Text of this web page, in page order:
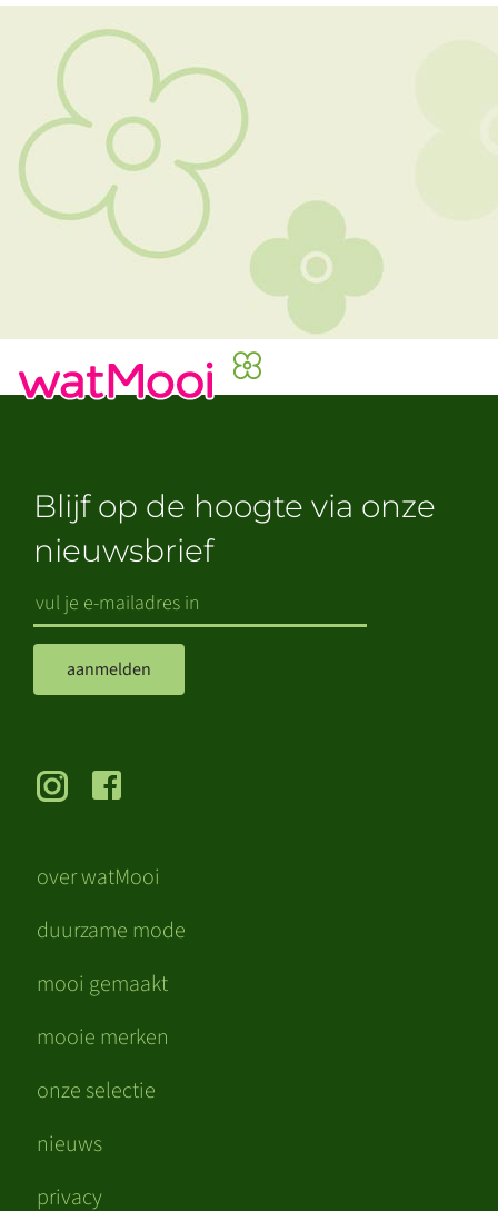
over watMooi
duurzame mode
mooi gemaakt
mooie merken
onze selectie
nieuws
privacy
Blijf op de hoogte via onze
nieuwsbrief
aanmelden